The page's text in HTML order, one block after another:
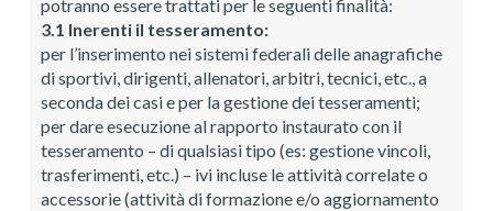
potranno essere trattati per le seguenti finalità:
3.1 Inerenti il tesseramento:
per l’inserimento nei sistemi federali delle anagrafiche
di sportivi, dirigenti, allenatori, arbitri, tecnici, etc., a
seconda dei casi e per la gestione dei tesseramenti;
per dare esecuzione al rapporto instaurato con il
tesseramento – di qualsiasi tipo (es: gestione vincoli,
trasferimenti, etc.) – ivi incluse le attività correlate o
accessorie (attività di formazione e/o aggiornamento